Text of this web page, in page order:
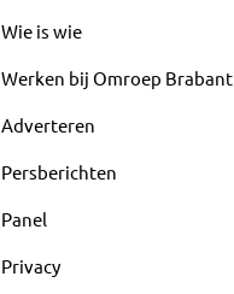
Wie is wie
Werken bij Omroep Brabant
Adverteren
Persberichten
Panel
Privacy